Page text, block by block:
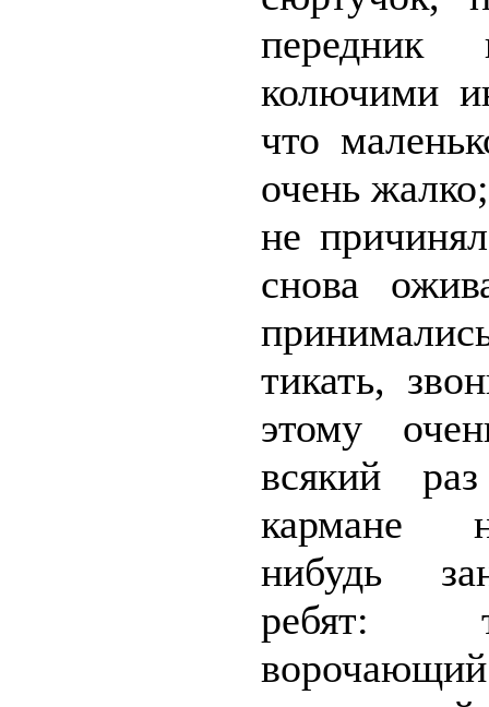
колючими
что
очень
не
снова
тикать,
этому
всякий
кармане
нибудь
ребят: